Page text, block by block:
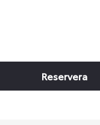
Reservera